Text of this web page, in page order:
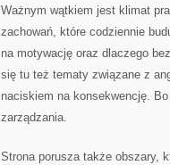
Ważnym wątkiem jest klimat
zachowań, które codziennie
na motywację oraz dlaczego
się tu też tematy związane z
naciskiem na konsekwencję.
zarządzania.
Strona porusza także obszary,